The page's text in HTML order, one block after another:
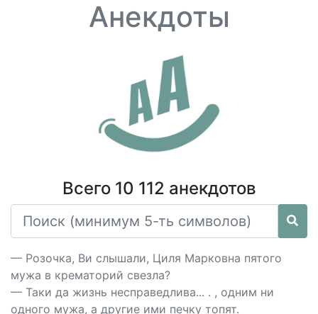
Анекдоты
Всего 10 112 анекдотов
— Розочка, Ви слышали, Циля Марковна пятого
мужа в крематорий свезла?
— Таки да жизнь несправедлива... . , одним ни
одного мужа, а другие ими печку топят.